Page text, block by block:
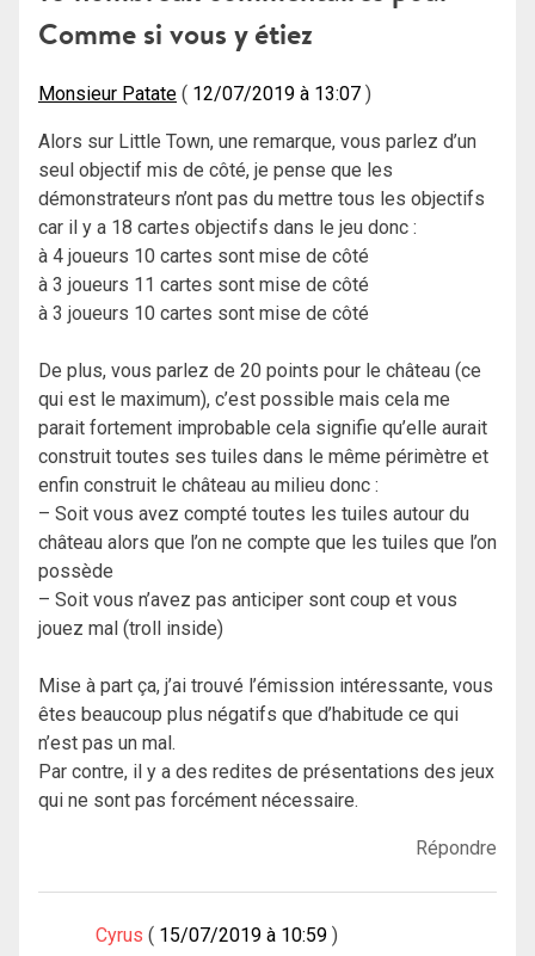
Comme si vous y étiez
Monsieur Patate 12/07/2019 à 13:07
Alors sur Little Town, une remarque, vous parlez d’un
seul objectif mis de côté, je pense que les
démonstrateurs n’ont pas du mettre tous les objectifs
car il y a 18 cartes objectifs dans le jeu donc :
à 4 joueurs 10 cartes sont mise de côté
à 3 joueurs 11 cartes sont mise de côté
à 3 joueurs 10 cartes sont mise de côté
De plus, vous parlez de 20 points pour le château (ce
qui est le maximum), c’est possible mais cela me
parait fortement improbable cela signifie qu’elle aurait
construit toutes ses tuiles dans le même périmètre et
enfin construit le château au milieu donc :
– Soit vous avez compté toutes les tuiles autour du
château alors que l’on ne compte que les tuiles que l’on
possède
– Soit vous n’avez pas anticiper sont coup et vous
jouez mal (troll inside)
Mise à part ça, j’ai trouvé l’émission intéressante, vous
êtes beaucoup plus négatifs que d’habitude ce qui
n’est pas un mal.
Par contre, il y a des redites de présentations des jeux
qui ne sont pas forcément nécessaire.
Répondre
Cyrus 15/07/2019 à 10:59